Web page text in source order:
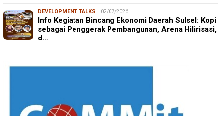
DEVELOPMENT TALKS 02/07/2026
Info Kegiatan Bincang Ekonomi Daerah Sulsel: Kopi
sebagai Penggerak Pembangunan, Arena Hilirisasi,
d…